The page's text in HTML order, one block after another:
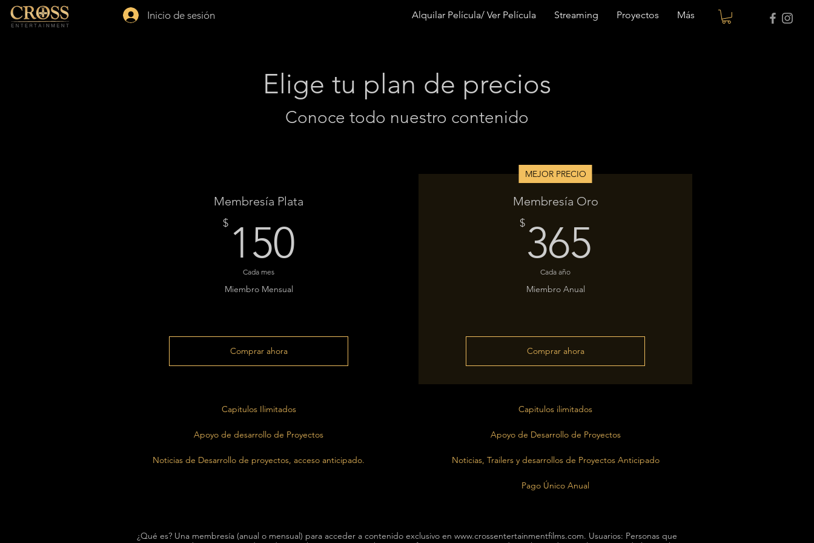
Inicio de sesión Alquilar Película/ Ver Película Streaming Proyectos Más
Elige tu plan de precios
Conoce todo nuestro contenido
Membresía Plata
$ 150
Cada mes
Miembro Mensual
Comprar ahora
Capitulos Ilimitados
Apoyo de desarrollo de Proyectos
Noticias de Desarrollo de proyectos, acceso anticipado.
MEJOR PRECIO
Membresía Oro
$ 365
Cada año
Miembro Anual
Comprar ahora
Capitulos ilimitados
Apoyo de Desarrollo de Proyectos
Noticias, Trailers y desarrollos de Proyectos Anticipado
Pago Único Anual
¿Qué es? Una membresía (anual o mensual) para acceder a contenido exclusivo en www.crossentertainmentfilms.com. Usuarios: Personas que